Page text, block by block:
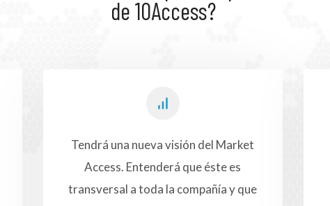
de 10Access?
Tendrá una nueva visión del Market
Access. Entenderá que éste es
transversal a toda la compañía y que